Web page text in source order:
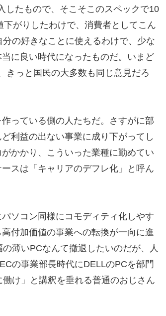
したもので、そこそこのスペックで10
がりしたわけで、消費者としてこん
の好きなことに使えるわけで、少な
に良い時代になったものだ。いまど
きっと国民の大多数も同じ意見だろ
っている側の人たちだ。さすがに部
利益の出ない事業に成り下がってし
かかり、こういった業種に勤めてい
スは「キャリアのデフレ化」と呼ん
ソコン同様にコモディティ化しやす
付加価値の事業への転換が一向に進
薄いPCなんて撤退したいのだが、人
の事業部長時代にDELLのPCを部門
け」と講釈を垂れる普通のおじさん